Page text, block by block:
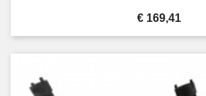
Prijs
€ 169,41